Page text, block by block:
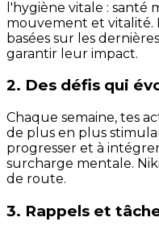
l'hygiène vitale : santé
mouvement et vitalité.
basées sur les
garantir leur impact.
2. Des défis qui
Chaque semaine, tes
de plus en plus
progresser et à
surcharge mentale.
de route.
3. Rappels et